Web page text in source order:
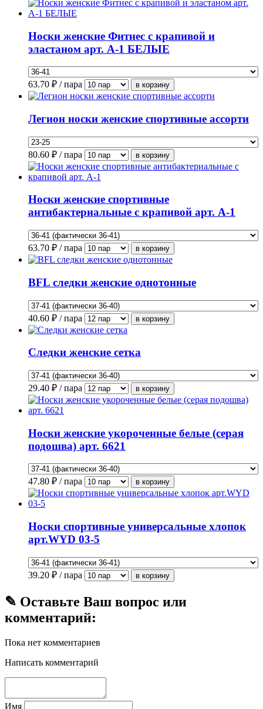
Носки женские Фитнес с крапивой и
эластаном арт. А-1 БЕЛЫЕ
63.70 ₽ / пара
Легион носки женские спортивные ассорти
80.60 ₽ / пара
Носки женские спортивные
антибактериальные с крапивой арт. А-1
63.70 ₽ / пара
BFL следки женские однотонные
40.60 ₽ / пара
Следки женские сетка
29.40 ₽ / пара
Носки женские укороченные белые (серая
подошва) арт. 6621
47.80 ₽ / пара
Носки спортивные универсальные хлопок
арт.WYD 03-5
39.20 ₽ / пара
✎ Оставьте Ваш вопрос или
комментарий:
Пока нет комментариев
Написать комментарий
Имя